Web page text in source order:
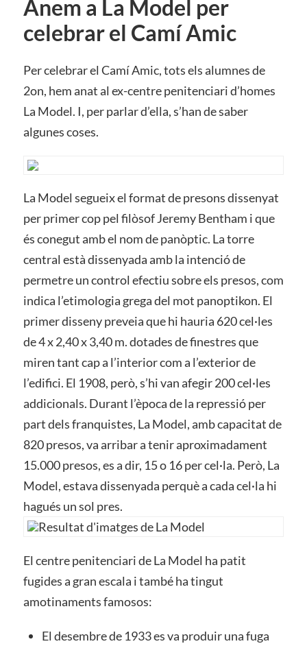
Anem a La Model per
celebrar el Camí Amic
Per celebrar el Camí Amic, tots els alumnes de
2on, hem anat al ex-centre penitenciari d’homes
La Model. I, per parlar d’ella, s’han de saber
algunes coses.
La Model segueix el format de presons dissenyat
per primer cop pel filòsof Jeremy Bentham i que
és conegut amb el nom de panòptic. La torre
central està dissenyada amb la intenció de
permetre un control efectiu sobre els presos, com
indica l’etimologia grega del mot panoptikon. El
primer disseny preveia que hi hauria 620 cel·les
de 4 x 2,40 x 3,40 m. dotades de finestres que
miren tant cap a l’interior com a l’exterior de
l’edifici. El 1908, però, s’hi van afegir 200 cel·les
addicionals. Durant l’època de la repressió per
part dels franquistes, La Model, amb capacitat de
820 presos, va arribar a tenir aproximadament
15.000 presos, es a dir, 15 o 16 per cel·la. Però, La
Model, estava dissenyada perquè a cada cel·la hi
hagués un sol pres.
El centre penitenciari de La Model ha patit
fugides a gran escala i també ha tingut
amotinaments famosos:
El desembre de 1933 es va produir una fuga